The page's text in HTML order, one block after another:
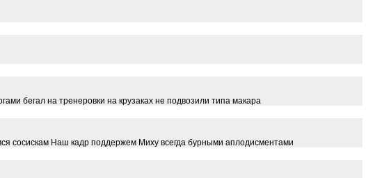
бегал на тренеровки на крузаках не подвозили типа макара
сосискам Наш кадр поддержем Миху всегда бурными аплодисментами